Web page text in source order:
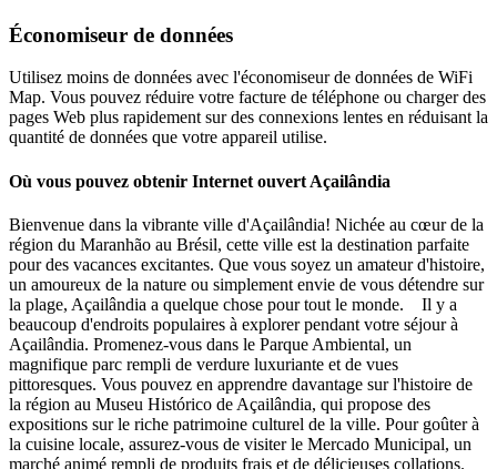
Économiseur de données
Utilisez moins de données avec l'économiseur de données de WiFi
Map. Vous pouvez réduire votre facture de téléphone ou charger des
pages Web plus rapidement sur des connexions lentes en réduisant la
quantité de données que votre appareil utilise.
Où vous pouvez obtenir Internet ouvert Açailândia
Bienvenue dans la vibrante ville d'Açailândia! Nichée au cœur de la
région du Maranhão au Brésil, cette ville est la destination parfaite
pour des vacances excitantes. Que vous soyez un amateur d'histoire,
un amoureux de la nature ou simplement envie de vous détendre sur
la plage, Açailândia a quelque chose pour tout le monde. Il y a
beaucoup d'endroits populaires à explorer pendant votre séjour à
Açailândia. Promenez-vous dans le Parque Ambiental, un
magnifique parc rempli de verdure luxuriante et de vues
pittoresques. Vous pouvez en apprendre davantage sur l'histoire de
la région au Museu Histórico de Açailândia, qui propose des
expositions sur le riche patrimoine culturel de la ville. Pour goûter à
la cuisine locale, assurez-vous de visiter le Mercado Municipal, un
marché animé rempli de produits frais et de délicieuses collations.